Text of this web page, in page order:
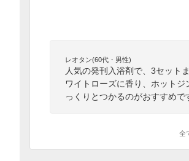
レオタン(60代・男性)
人気の発刊入浴剤で、3セット
ワイトローズに香り、ホット
っくりとつかるのがおすすめで
全